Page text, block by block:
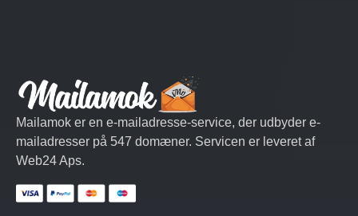
Mailamok er en e-mailadresse-service, der udbyder e-
mailadresser på 547 domæner. Servicen er leveret af
Web24 Aps.